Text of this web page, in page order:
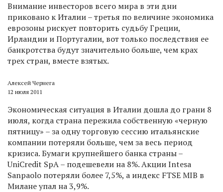
Внимание инвесторов всего мира в эти дни
приковано к Италии – третья по величине экономика
еврозоны рискует повторить судьбу Греции,
Ирландии и Португалии, вот только последствия ее
банкротства будут значительно больше, чем крах
трех стран, вместе взятых.
Алексей Чернега
12 июля 2011
Экономическая ситуация в Италии дошла до грани 8
июля, когда страна пережила собственную «черную
пятницу» – за одну торговую сессию итальянские
компании потеряли больше, чем за весь период
кризиса. Бумаги крупнейшего банка страны –
UniCredit SpA – подешевели на 8%. Акции Intesa
Sanpaolo потеряли более 7,5%, а индекс FTSE MIB в
Милане упал на 3,9%.